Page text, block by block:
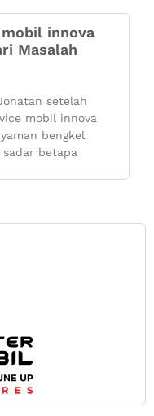
innova
Masalah
setelah
mobil innova
bengkel
betapa